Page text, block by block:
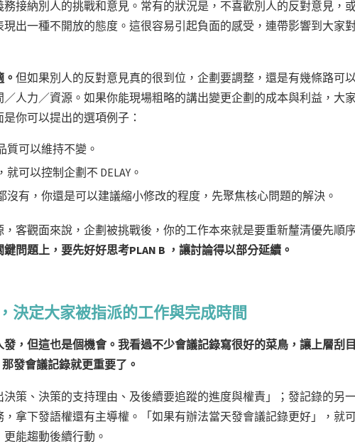
接納別人的挑戰和意見。常有的狀況是，不喜歡別人的反對意見，
出一種不開放的態度。這很容易引起負面的感受，連帶影響到大家
但如果別人的反對意見真的很到位，企劃要調整，還是有幾條路可
人力／資源。如果你能現場粗略的講出變更企劃的成本與利益，大
你可以提出的選項例子：
質可以維持不變。
可以控制企劃不 DELAY。
沒有，你還是可以建議縮小修改的程度，先聚焦核心問題的解決。
客觀面來說，企劃被挑戰後，你的工作本來就是要重新釐清優先順
問題上，要先好好思考PLAN B ，讓討論得以部分延續。
決定大家被指派的工作與完成時間
，但這也是個機會。我看過不少會議記錄寫很好的菜鳥，讓上層刮
發會議記錄就更重要了。
策、決策的支持理由、及後續要追蹤的進度與權責」；發記錄的另
拿下發語權還有主導權。「如果有辦法當天發會議記錄更好」，就
能趨動後續行動。